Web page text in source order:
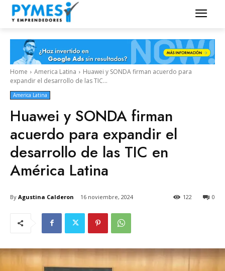
Home America Latina
Huawei y SONDA firman acuerdo para
expandir el desarrollo de las TIC...
America Latina
Huawei y SONDA firman
acuerdo para expandir el
desarrollo de las TIC en
América Latina
By Agustina Calderon 16 noviembre, 2024 0
122